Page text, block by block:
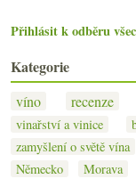
Přihlásit k odběru
Kategorie
víno recenze
vinařství a vinice
zamyšlení o světě vína
Německo
Morava